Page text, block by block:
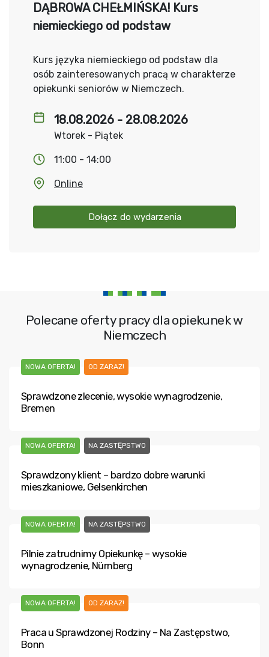
18.08.2026 - 28.08.2026
Wtorek - Piątek
11:00 - 14:00
Online
Dołącz do wydarzenia
DĄBROWA CHEŁMIŃSKA! Kurs
niemieckiego od podstaw
Kurs języka niemieckiego od podstaw dla
osób zainteresowanych pracą w charakterze
opiekunki seniorów w Niemczech.
Polecane oferty pracy dla opiekunek w
Niemczech
NOWA OFERTA! OD ZARAZ!
Sprawdzone zlecenie, wysokie wynagrodzenie,
Bremen
NOWA OFERTA! NA ZASTĘPSTWO
Sprawdzony klient – bardzo dobre warunki
mieszkaniowe, Gelsenkirchen
NOWA OFERTA! NA ZASTĘPSTWO
Pilnie zatrudnimy Opiekunkę – wysokie
wynagrodzenie, Nürnberg
NOWA OFERTA! OD ZARAZ!
Praca u Sprawdzonej Rodziny – Na Zastępstwo,
Bonn